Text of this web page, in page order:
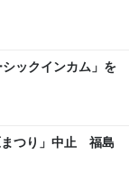
ックインカム」を
つり」中止 福島